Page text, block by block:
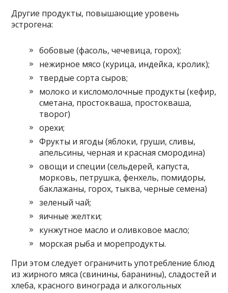
Другие продукты, повышающие уровень
эстрогена:
бобовые (фасоль, чечевица, горох);
нежирное мясо (курица, индейка, кролик);
твердые сорта сыров;
молоко и кисломолочные продукты (кефир,
сметана, простокваша, простокваша,
творог)
орехи;
Фрукты и ягоды (яблоки, груши, сливы,
апельсины, черная и красная смородина)
овощи и специи (сельдерей, капуста,
морковь, петрушка, фенхель, помидоры,
баклажаны, горох, тыква, черные семена)
зеленый чай;
яичные желтки;
кунжутное масло и оливковое масло;
морская рыба и морепродукты.
При этом следует ограничить употребление блюд
из жирного мяса (свинины, баранины), сладостей и
хлеба, красного винограда и алкогольных